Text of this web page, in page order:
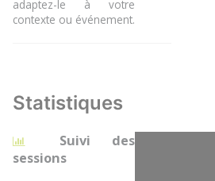
adaptez-le à votre
contexte ou événement.
Statistiques
Suivi des
sessions